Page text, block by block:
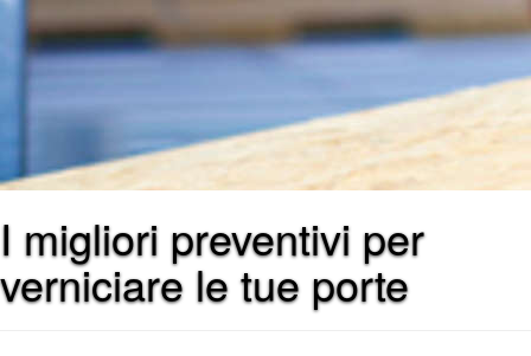
I migliori preventivi per
verniciare le tue porte